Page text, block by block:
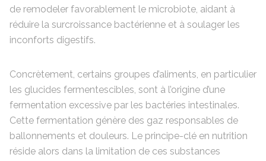
de remodeler favorablement le microbiote, aidant à
réduire la surcroissance bactérienne et à soulager les
inconforts digestifs.
Concrètement, certains groupes d’aliments, en particulier
les glucides fermentescibles, sont à l’origine d’une
fermentation excessive par les bactéries intestinales.
Cette fermentation génère des gaz responsables de
ballonnements et douleurs. Le principe-clé en nutrition
réside alors dans la limitation de ces substances